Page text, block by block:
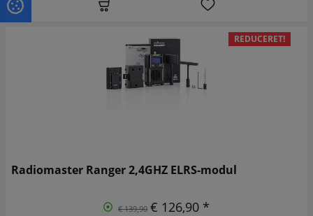
REDUCERET!
Radiomaster Ranger 2,4GHZ ELRS-modul
€ 139,90 € 126,90 *